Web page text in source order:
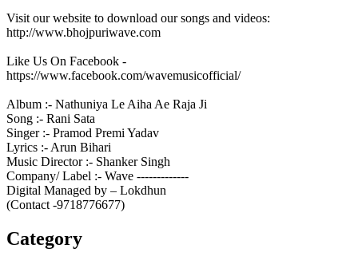
Visit our website to download our songs and videos:
http://www.bhojpuriwave.com
Like Us On Facebook -
https://www.facebook.com/wavemusicofficial/
Album :- Nathuniya Le Aiha Ae Raja Ji
Song :- Rani Sata
Singer :- Pramod Premi Yadav
Lyrics :- Arun Bihari
Music Director :- Shanker Singh
Company/ Label :- Wave -------------
Digital Managed by – Lokdhun
(Contact -9718776677)
Category